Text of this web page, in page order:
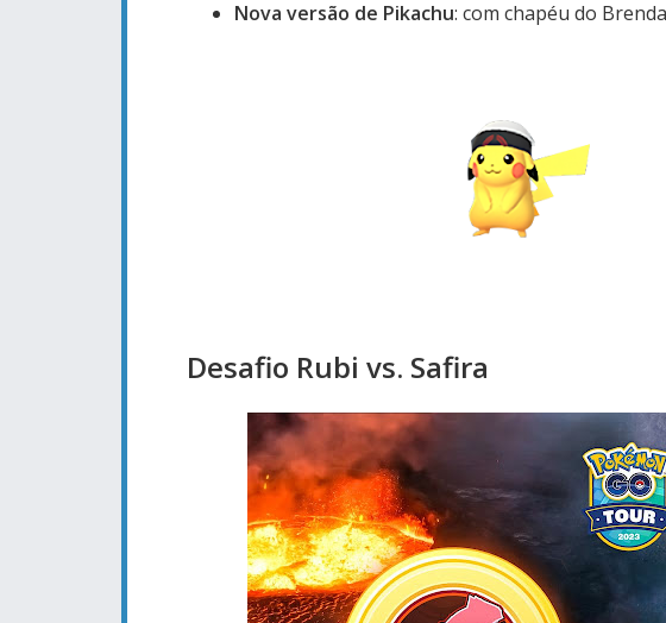
Nova versão de Pikachu: com chapéu do
Desafio Rubi vs. Safira